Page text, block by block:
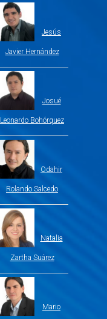
Jesús
Javier Hernández
Josué
Leonardo Bohórquez
Odahir
Rolando Salcedo
Natalia
Zartha Suárez
Mario